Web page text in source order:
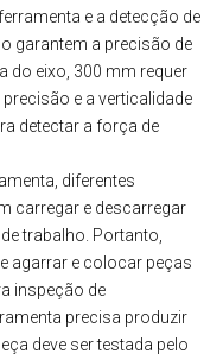
e a detecção de
garantem a precisão de
do eixo, 300 mm requer
e a verticalidade
detectar a força de
diferentes
carregar e descarregar
trabalho. Portanto,
agarrar e colocar peças
inspeção de
precisa produzir
deve ser testada pelo